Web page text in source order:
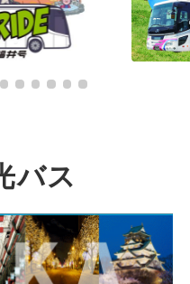
バス